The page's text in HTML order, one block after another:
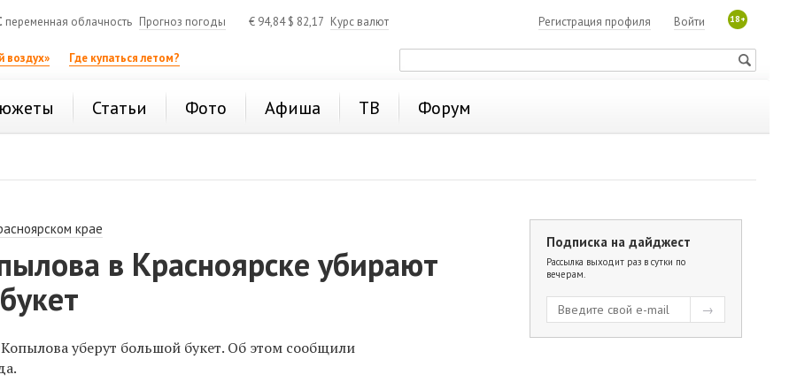
переменная облачность Прогноз погоды € 94,84$ 82,17 Курс валют 18+
Войти
Регистрация профиля
воздух» Где купаться летом?
Статьи Фото Афиша ТВ Форум
крае
в Красноярске убирают
уберут большой букет. Об этом сообщили
Подписка на дайджест
Рассылка выходит раз в сутки по
вечерам.